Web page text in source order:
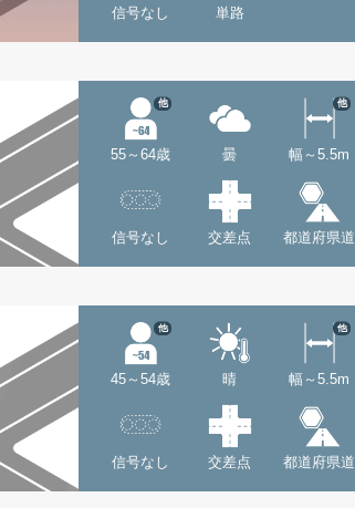
信号なし 単路
55～64歳
他
曇 幅～5.5m
他
信号なし 交差点 都道府県道
45～54歳
他
晴 幅～5.5m
他
信号なし 交差点 都道府県道